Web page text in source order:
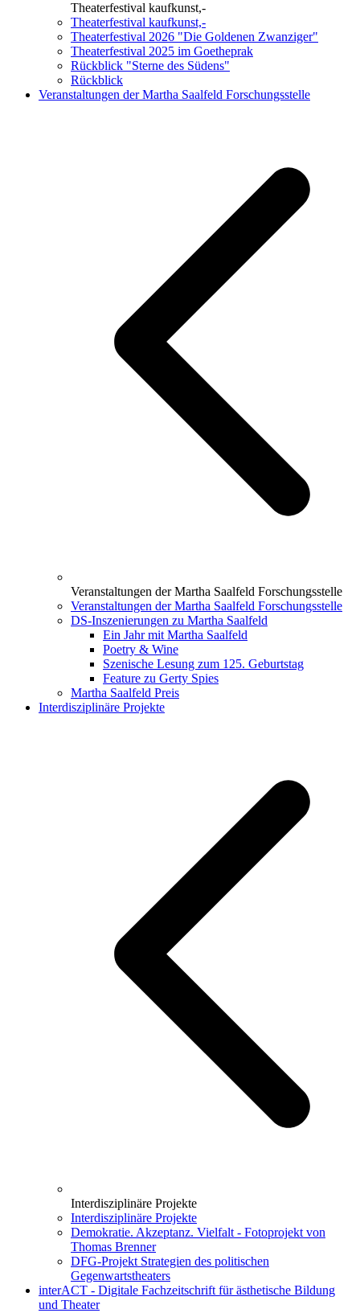
Theaterfestival kaufkunst,-
Theaterfestival kaufkunst,-
Theaterfestival 2026 "Die Goldenen Zwanziger"
Theaterfestival 2025 im Goetheprak
Rückblick "Sterne des Südens"
Rückblick
Veranstaltungen der Martha Saalfeld Forschungsstelle
Veranstaltungen der Martha Saalfeld Forschungsstelle
Veranstaltungen der Martha Saalfeld Forschungsstelle
DS-Inszenierungen zu Martha Saalfeld
Ein Jahr mit Martha Saalfeld
Poetry & Wine
Szenische Lesung zum 125. Geburtstag
Feature zu Gerty Spies
Martha Saalfeld Preis
Interdisziplinäre Projekte
Interdisziplinäre Projekte
Interdisziplinäre Projekte
Demokratie. Akzeptanz. Vielfalt - Fotoprojekt von
Thomas Brenner
DFG-Projekt Strategien des politischen
Gegenwartstheaters
interACT - Digitale Fachzeitschrift für ästhetische Bildung
und Theater